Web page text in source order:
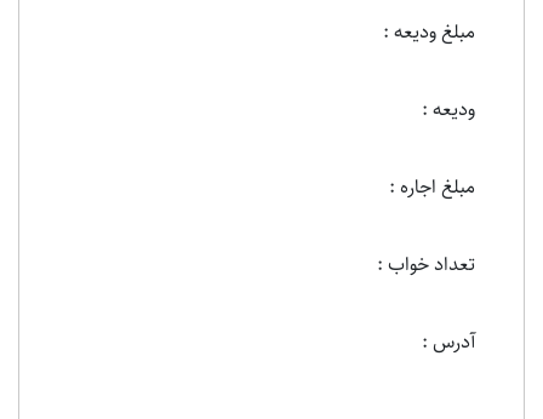
مبلغ ودیعه :
ودیعه :
مبلغ اجاره :
تعداد خواب :
آدرس :